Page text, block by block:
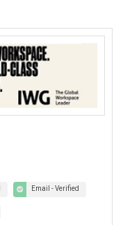
Email - Verified